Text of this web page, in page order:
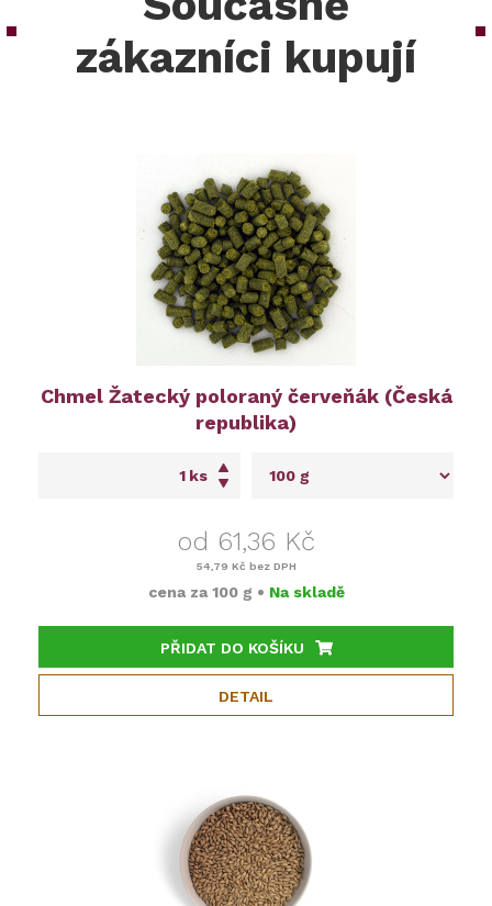
zákazníci kupují
Chmel Žatecký poloraný červeňák (Česká
republika)
ks
od 61,36 Kč
54,79 Kč bez DPH
cena za 100 g • Na skladě
PŘIDAT DO KOŠÍKU
DETAIL